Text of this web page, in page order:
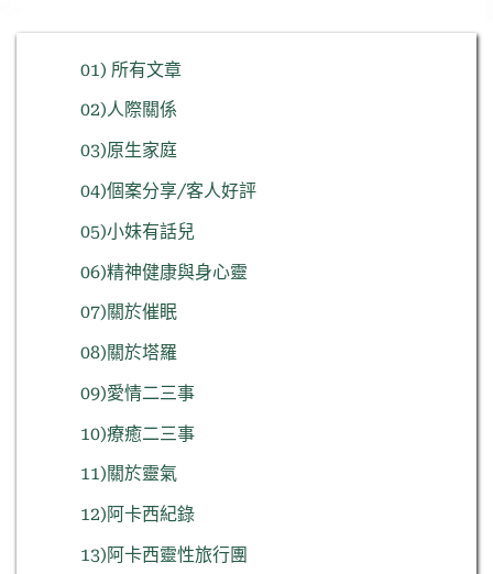
01) 所有文章
02)人際關係
03)原生家庭
04)個案分享/客人好評
05)小妹有話兒
06)精神健康與身心靈
07)關於催眠
08)關於塔羅
09)愛情二三事
10)療癒二三事
11)關於靈氣
12)阿卡西紀錄
13)阿卡西靈性旅行團